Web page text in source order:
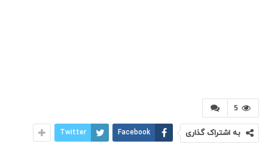
5
به اشتراک گذاری Facebook
Twitter